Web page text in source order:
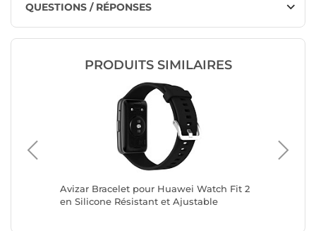
QUESTIONS / RÉPONSES
PRODUITS SIMILAIRES
Avizar Bracelet pour Huawei Watch Fit 2
en Silicone Résistant et Ajustable